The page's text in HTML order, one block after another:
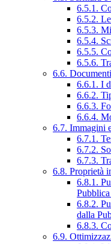
6.5.1.
6.5.2.
6.5.3.
6.5.4.
6.5.5.
6.5.6.
6.6. Documenti
6.6.1. I
6.6.2.
6.6.3.
6.6.4.
6.7. Immagini
6.7.1.
6.7.2.
6.7.3.
6.8. Proprietà
6.8.1.
6.8.2.
dalla
6.8.3.
6.9.